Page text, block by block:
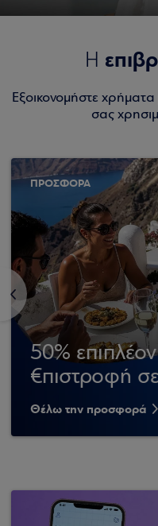
Η
Εξοικονομήστε
σας
<
ΠΡΟΣΦΟΡΑ
50%
€πιστροφή
Θέλω την προσφορά